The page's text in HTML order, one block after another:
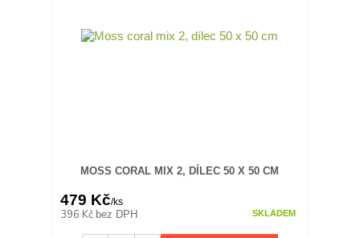
MOSS CORAL MIX 2, DÍLEC 50 X 50 CM
479 Kč/ks
396 Kč bez DPH SKLADEM